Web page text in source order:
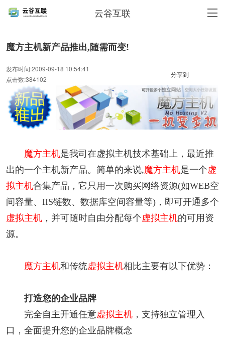
云谷互联
魔方主机新产品推出,随需而变!
发布时间:2009-09-18 10:54:41
点击数:384102
分享到
魔方主机是我司在虚拟主机技术基础上，最近推
出的一个主机新产品。简单的来说, 魔方主机是一个虚
拟主机合集产品，它只用一次购买网络资源(如WEB空
间容量、IIS链数、数据库空间容量等)，即可开通多个
虚拟主机 ，并可随时自由分配每个虚拟主机的可用资
源。
魔方主机和传统虚拟主机相比主要有以下优势：
打造您的企业品牌
完全自主开通任意虚拟主机 ，支持独立管理入
口，全面提升您的企业品牌概念